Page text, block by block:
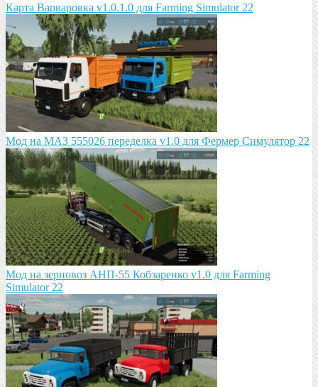
Карта Варваровка v1.0.1.0 для Farming Simulator 22
Мод на МАЗ 555026 пeрeдeлка v1.0 для Фермер Симулятор 22
Мод на зeрновоз АНП-55 Кобзарeнко v1.0 для Farming
Simulator 22